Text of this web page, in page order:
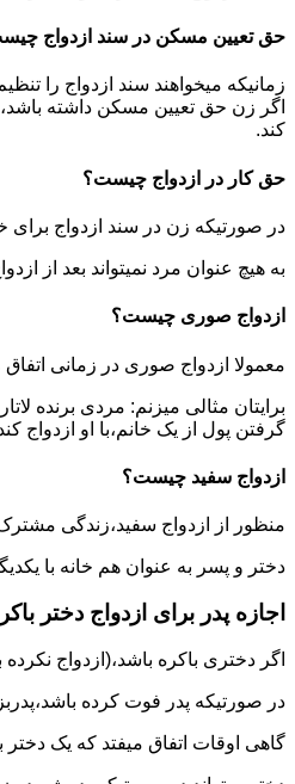
حق تعیین مسکن در سند ازدواج
زمانیکه میخواهند سند ازدواج را
اگر زن حق تعیین مسکن داشته
کند.
حق کار در ازدواج چیست؟
در صورتیکه زن در سند ازدواج برای
به هیچ عنوان مرد نمیتواند بعد از
ازدواج صوری چیست؟
معمولا ازدواج صوری در زمانی
برایتان مثالی میزنم: مردی برنده
گرفتن پول از یک خانم،با او ازدواج
ازدواج سفید چیست؟
منظور از ازدواج سفید،زندگی
دختر و پسر به عنوان هم خانه با
اجازه پدر برای ازدواج دختر
اگر دختری باکره باشد،(ازدواج
در صورتیکه پدر فوت کرده
گاهی اوقات اتفاق میفتد که یک